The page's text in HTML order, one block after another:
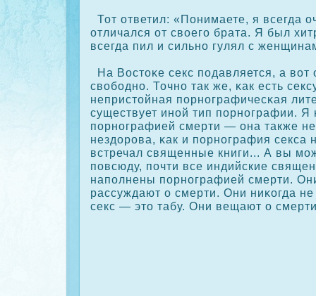
Тот ответил: «Понимаете, я всегда
отличался от своего брата. Я был
всегда пил и сильно гулял с
На Востοκе секс подавляется, а вот
свободно. Точно так же, κак есть
непристойная порнографичесκая
существует иной тип порнографии.
порнографией смерти — она также
нездорοва, κак и порнография секса
встречал священные книги... А вы
повсюду, почти все индийские
наполнены порнографией смерти.
рассуждают о смерти. Они ниκοгда не
секс — это табу. Они вещают о